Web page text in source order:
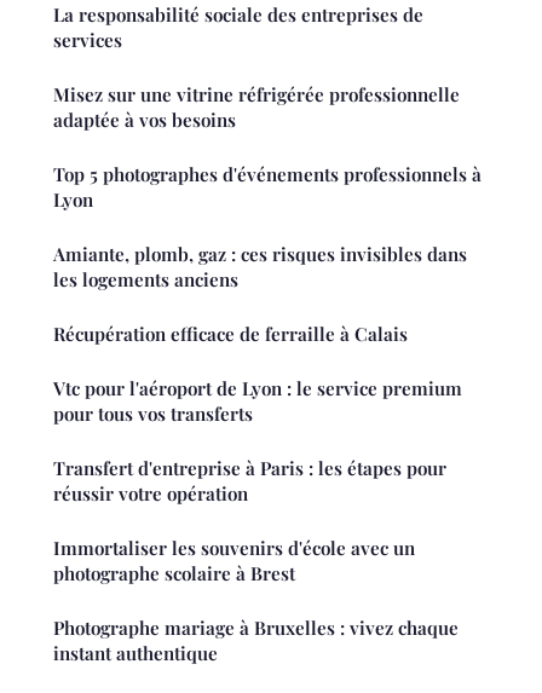
La responsabilité sociale des entreprises de
services
Misez sur une vitrine réfrigérée professionnelle
adaptée à vos besoins
Top 5 photographes d'événements professionnels à
Lyon
Amiante, plomb, gaz : ces risques invisibles dans
les logements anciens
Récupération efficace de ferraille à Calais
Vtc pour l'aéroport de Lyon : le service premium
pour tous vos transferts
Transfert d'entreprise à Paris : les étapes pour
réussir votre opération
Immortaliser les souvenirs d'école avec un
photographe scolaire à Brest
Photographe mariage à Bruxelles : vivez chaque
instant authentique